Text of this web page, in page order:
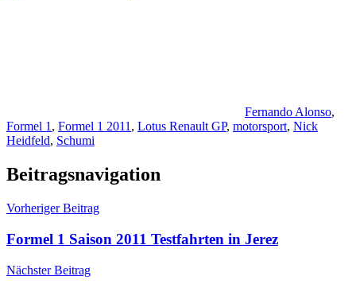
Fernando Alonso,
Formel 1 , Formel 1 2011 , Lotus Renault GP, motorsport, Nick
Heidfeld, Schumi
Beitragsnavigation
Vorheriger Beitrag
Formel 1 Saison 2011 Testfahrten in Jerez
Nächster Beitrag